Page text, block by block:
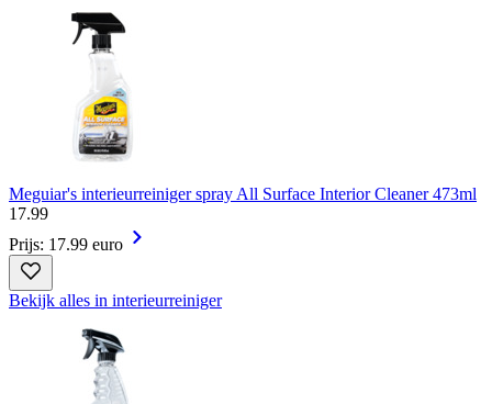
Meguiar's interieurreiniger spray All Surface Interior Cleaner 473ml
17.99
Prijs: 17.99 euro
Bekijk alles in interieurreiniger